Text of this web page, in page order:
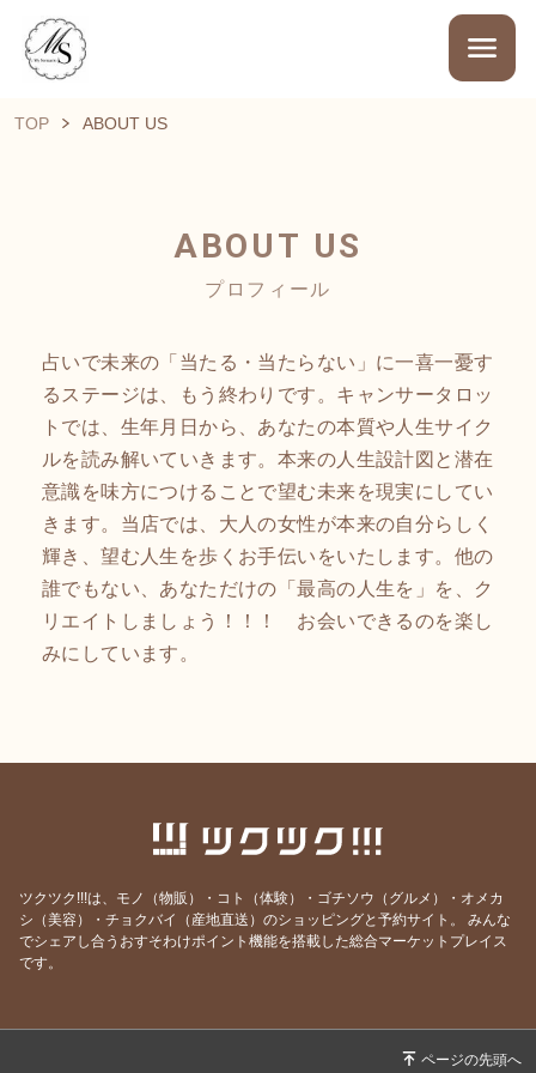
TOP ABOUT US
ABOUT US
プロフィール
占いで未来の「当たる・当たらない」に一喜一憂す
るステージは、もう終わりです。キャンサータロッ
トでは、生年月日から、あなたの本質や人生サイク
ルを読み解いていきます。本来の人生設計図と潜在
意識を味方につけることで望む未来を現実にしてい
きます。当店では、大人の女性が本来の自分らしく
輝き、望む人生を歩くお手伝いをいたします。他の
誰でもない、あなただけの「最高の人生を」を、ク
リエイトしましょう！！！ お会いできるのを楽し
みにしています。
ツクツク!!!は、モノ（物販）・コト（体験）・ゴチソウ（グルメ）・オメカ
シ（美容）・チョクバイ（産地直送）のショッピングと予約サイト。
みんな
でシェアし合うおすそわけポイント機能を搭載した総合マーケットプレイス
です。